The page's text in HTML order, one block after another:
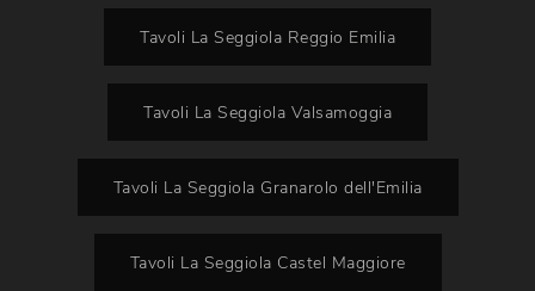
Tavoli La Seggiola Reggio Emilia
Tavoli La Seggiola Valsamoggia
Tavoli La Seggiola Granarolo dell'Emilia
Tavoli La Seggiola Castel Maggiore